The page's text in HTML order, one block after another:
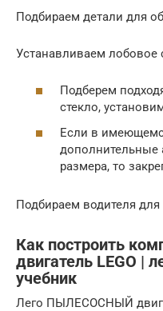
Подбираем детали для
Устанавливаем лобовое
Подберем
стекло,
Если в
дополнительные
размера, то
Подбираем водителя
Как построить
двигатель LEGO |
учебник
Лего ПЫЛЕСОСНЫЙ